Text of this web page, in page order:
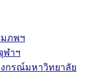
ภพฯ
ฬาฯ
งกรณ์มหาวิทยาลัย